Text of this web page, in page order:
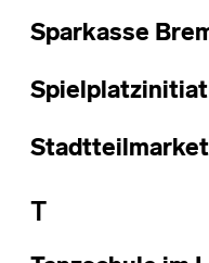
Sparkasse
T